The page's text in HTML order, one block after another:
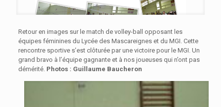
Retour en images sur le match de volley-ball opposant les
équipes féminines du Lycée des Mascareignes et du MGI. Cette
rencontre sportive s’est clôturée par une victoire pour le MGI. Un
grand bravo à l’équipe gagnante et à nos joueuses qui n’ont pas
démérité. Photos : Guillaume Baucheron